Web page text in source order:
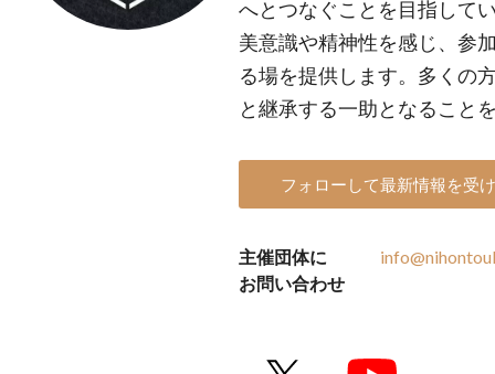
へとつなぐことを目指して
美意識や精神性を感じ、参
る場を提供します。多くの
と継承する一助となること
フォローして最新情報を受
主催団体に
お問い合わせ